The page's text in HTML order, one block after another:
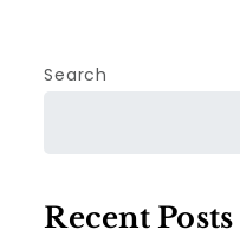
Search
Recent Posts